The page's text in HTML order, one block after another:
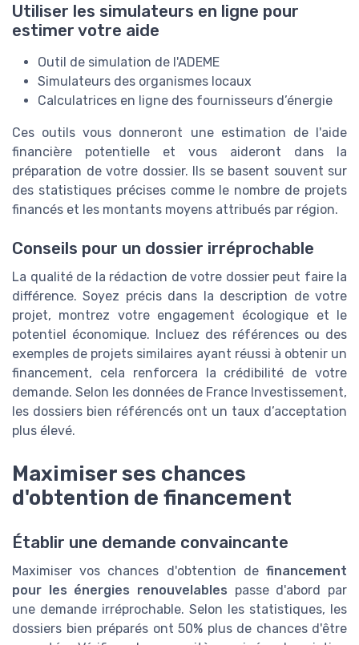
Utiliser les simulateurs en ligne pour
estimer votre aide
Outil de simulation de l'ADEME
Simulateurs des organismes locaux
Calculatrices en ligne des fournisseurs d’énergie
Ces outils vous donneront une estimation de l'aide
financière potentielle et vous aideront dans la
préparation de votre dossier. Ils se basent souvent sur
des statistiques précises comme le nombre de projets
financés et les montants moyens attribués par région.
Conseils pour un dossier irréprochable
La qualité de la rédaction de votre dossier peut faire la
différence. Soyez précis dans la description de votre
projet, montrez votre engagement écologique et le
potentiel économique. Incluez des références ou des
exemples de projets similaires ayant réussi à obtenir un
financement, cela renforcera la crédibilité de votre
demande. Selon les données de France Investissement,
les dossiers bien référencés ont un taux d’acceptation
plus élevé.
Maximiser ses chances
d'obtention de financement
Établir une demande convaincante
Maximiser vos chances d'obtention de financement
pour les énergies renouvelables passe d'abord par
une demande irréprochable. Selon les statistiques, les
dossiers bien préparés ont 50% plus de chances d'être